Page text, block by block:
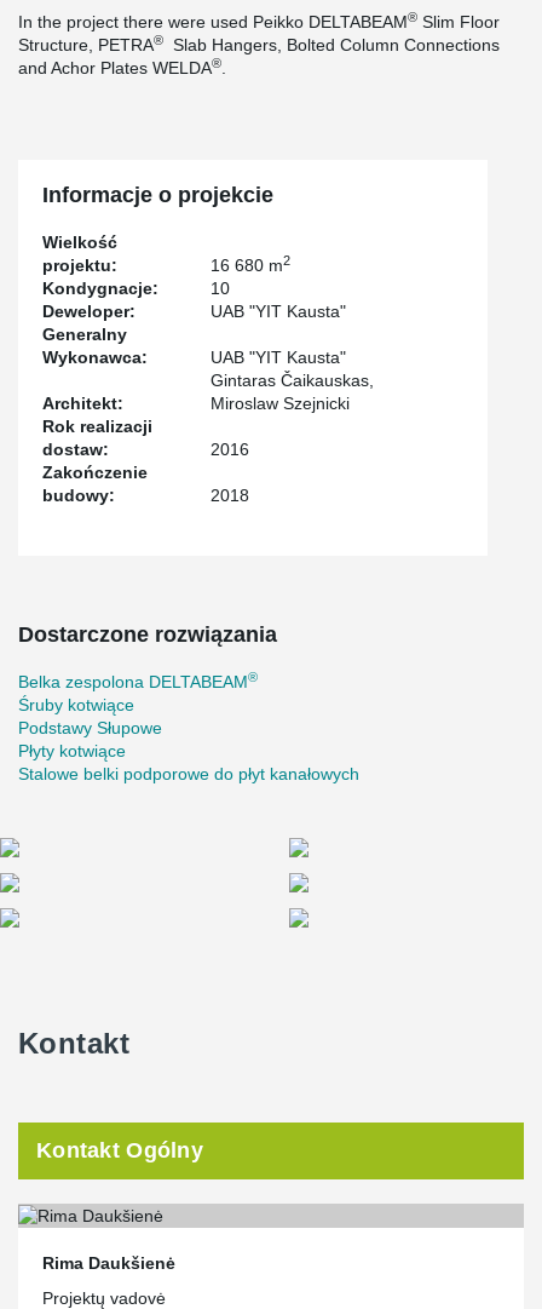
In the project there were used Peikko DELTABEAM® Slim Floor
Structure, PETRA®
Slab Hangers, Bolted Column Connections
and Achor Plates WELDA®
Informacje o projekcie
Wielkość
projektu:
16 680 m2
Kondygnacje:
10
Deweloper:
UAB "YIT Kausta"
Generalny
Wykonawca:
UAB "YIT Kausta"
Architekt:
Gintaras Čaikauskas,
Miroslaw Szejnicki
Rok realizacji
dostaw:
2016
Zakończenie
budowy:
2018
Dostarczone rozwiązania
Belka zespolona DELTABEAM®
Śruby kotwiące
Podstawy Słupowe
Płyty kotwiące
Stalowe belki podporowe do płyt kanałowych
Kontakt
Kontakt Ogólny
Rima Daukšienė
Projektų vadovė